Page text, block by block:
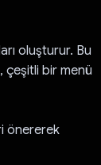
oluşturur. Bu
çeşitli bir menü
önererek